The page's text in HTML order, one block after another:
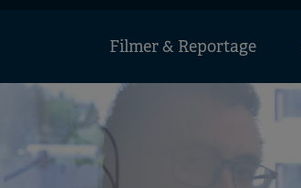
Huvudmeny
Filmer & Reportage
Mobile
menu